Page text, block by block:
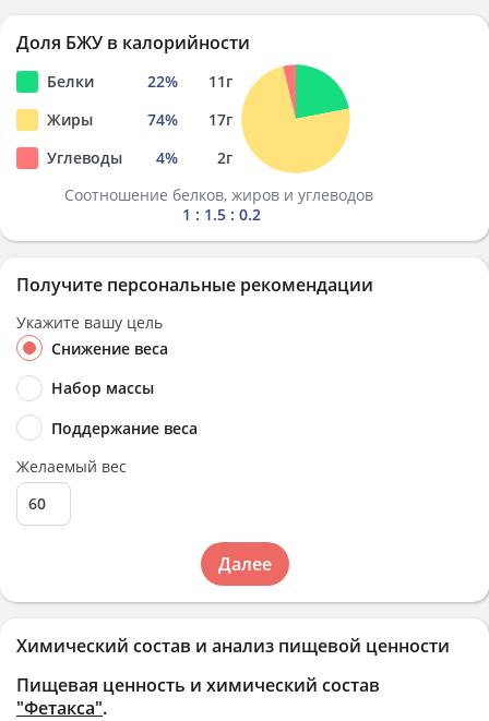
Химический состав и анализ пищевой ценности
Пищевая ценность и химический состав
"Фетакса".
Доля БЖУ в калорийности
Белки 22% 11г
Жиры
74% 17г
Углеводы
4% 2г
Соотношение белков, жиров и углеводов
1 : 1.5 : 0.2
Получите персональные рекомендации
Укажите вашу цель
Снижение веса
Набор массы
Поддержание веса
Желаемый вес
Далее